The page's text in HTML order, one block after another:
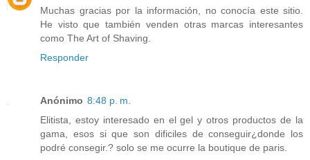
Muchas gracias por la información, no conocía este sitio.
He visto que también venden otras marcas interesantes
como The Art of Shaving.
Responder
Anónimo 8:48 p. m.
Elitista, estoy interesado en el gel y otros productos de la
gama, esos si que son dificiles de conseguir¿donde los
podré consegir.? solo se me ocurre la boutique de paris.